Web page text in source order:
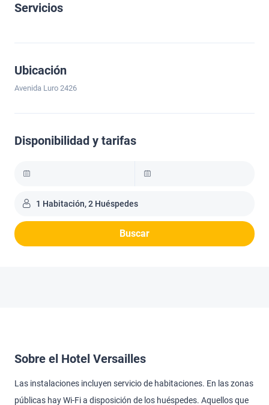
Servicios
Ubicación
Avenida Luro 2426
Disponibilidad y tarifas
1 Habitación, 2 Huéspedes
Buscar
Sobre el Hotel Versailles
Las instalaciones incluyen servicio de habitaciones. En las zonas
públicas hay Wi-Fi a disposición de los huéspedes. Aquellos que